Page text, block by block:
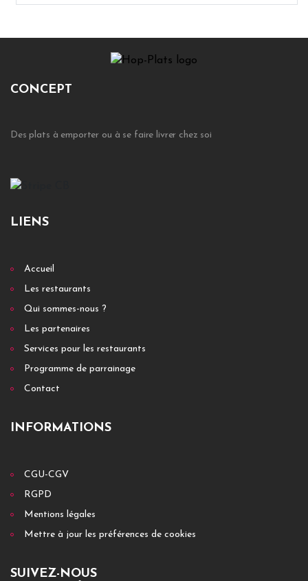
CONCEPT
Des plats à emporter ou à se faire livrer chez soi
LIENS
Accueil
Les restaurants
Qui sommes-nous ?
Les partenaires
Services pour les restaurants
Programme de parrainage
Contact
INFORMATIONS
CGU-CGV
RGPD
Mentions légales
Mettre à jour les préférences de cookies
SUIVEZ-NOUS